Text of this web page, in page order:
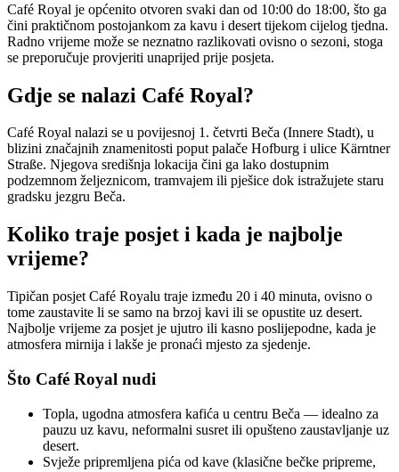
Café Royal je općenito otvoren svaki dan od 10:00 do 18:00, što ga
čini praktičnom postojankom za kavu i desert tijekom cijelog tjedna.
Radno vrijeme može se neznatno razlikovati ovisno o sezoni, stoga
se preporučuje provjeriti unaprijed prije posjeta.
Gdje se nalazi Café Royal?
Café Royal nalazi se u povijesnoj 1. četvrti Beča (Innere Stadt), u
blizini značajnih znamenitosti poput palače Hofburg i ulice Kärntner
Straße. Njegova središnja lokacija čini ga lako dostupnim
podzemnom željeznicom, tramvajem ili pješice dok istražujete staru
gradsku jezgru Beča.
Koliko traje posjet i kada je najbolje
vrijeme?
Tipičan posjet Café Royalu traje između 20 i 40 minuta, ovisno o
tome zaustavite li se samo na brzoj kavi ili se opustite uz desert.
Najbolje vrijeme za posjet je ujutro ili kasno poslijepodne, kada je
atmosfera mirnija i lakše je pronaći mjesto za sjedenje.
Što Café Royal nudi
Topla, ugodna atmosfera kafića u centru Beča — idealno za
pauzu uz kavu, neformalni susret ili opušteno zaustavljanje uz
desert.
Svježe pripremljena pića od kave (klasične bečke pripreme,